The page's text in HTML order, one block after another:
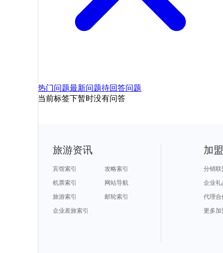
热门问题最新问题待回答问题
当前标签下暂时没有问答
旅游资讯
宾馆索引
攻略索引
机票索引
网站导航
旅游索引
邮轮索引
企业差旅索引
加
分销联
企业礼
代理合
更多加